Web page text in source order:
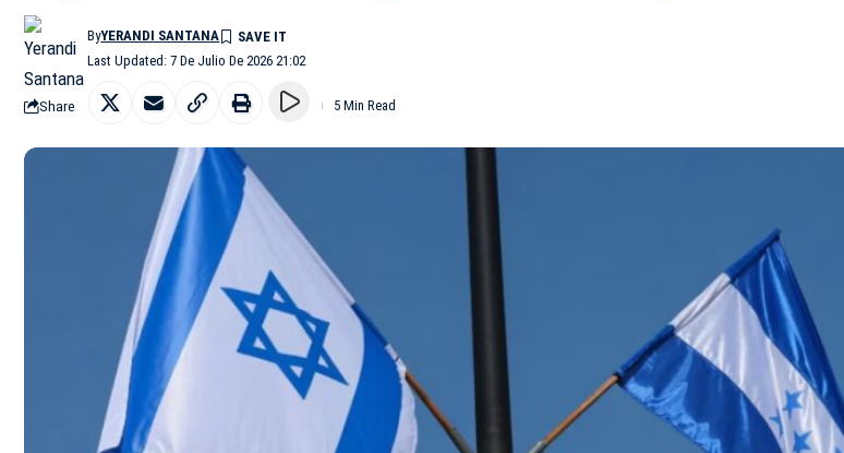
Last Updated: 7 De Julio De 2026 21:02
ByYERANDI SANTANA
Share 5 Min Read